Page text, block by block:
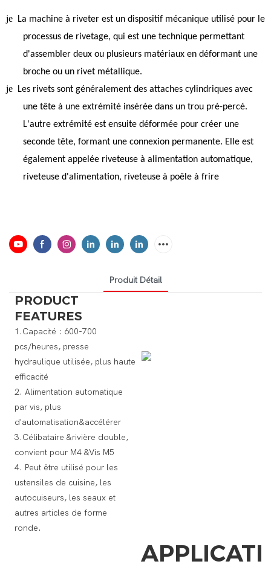
je
La machine à riveter est un dispositif mécanique utilisé pour le
processus de rivetage, qui est une technique permettant
d'assembler deux ou plusieurs matériaux en déformant une
broche ou un rivet métallique.
je
Les rivets sont généralement des attaches cylindriques avec
une tête à une extrémité insérée dans un trou pré-percé.
L'autre extrémité est ensuite déformée pour créer une
seconde tête, formant une connexion permanente. Elle est
également appelée riveteuse à alimentation automatique,
riveteuse d'alimentation, riveteuse à poêle à frire
Produit Détail
PRODUCT
FEATURES
1.Capacité : 600-700
pcs/heures, presse
hydraulique utilisée, plus haute
efficacité
2. Alimentation automatique
par vis, plus
d'automatisation&accélérer
3.Célibataire &rivière double,
convient pour M4 &Vis M5
4. Peut être utilisé pour les
ustensiles de cuisine, les
autocuiseurs, les seaux et
autres articles de forme
ronde.